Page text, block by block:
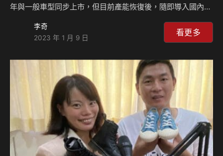
年與一般車型同步上市，但目前產能恢復後，隨即導入國內，
匹強勁馬力與多項RS專屬配備，更首度搭配「前座中央氣
囊」，成為同級唯一配置10氣囊的性能旅行車。車型部分，
價分別為149.9萬元與159.9萬元。由於待車期間受戰爭等狀況
影響，導致造車成本提升，但實際報價卻維持當初與原廠談好
的數字，因此號稱時光凍結價。 RS輝煌歷史與專…
李奇
2023 年 1 月 9 日
看更多